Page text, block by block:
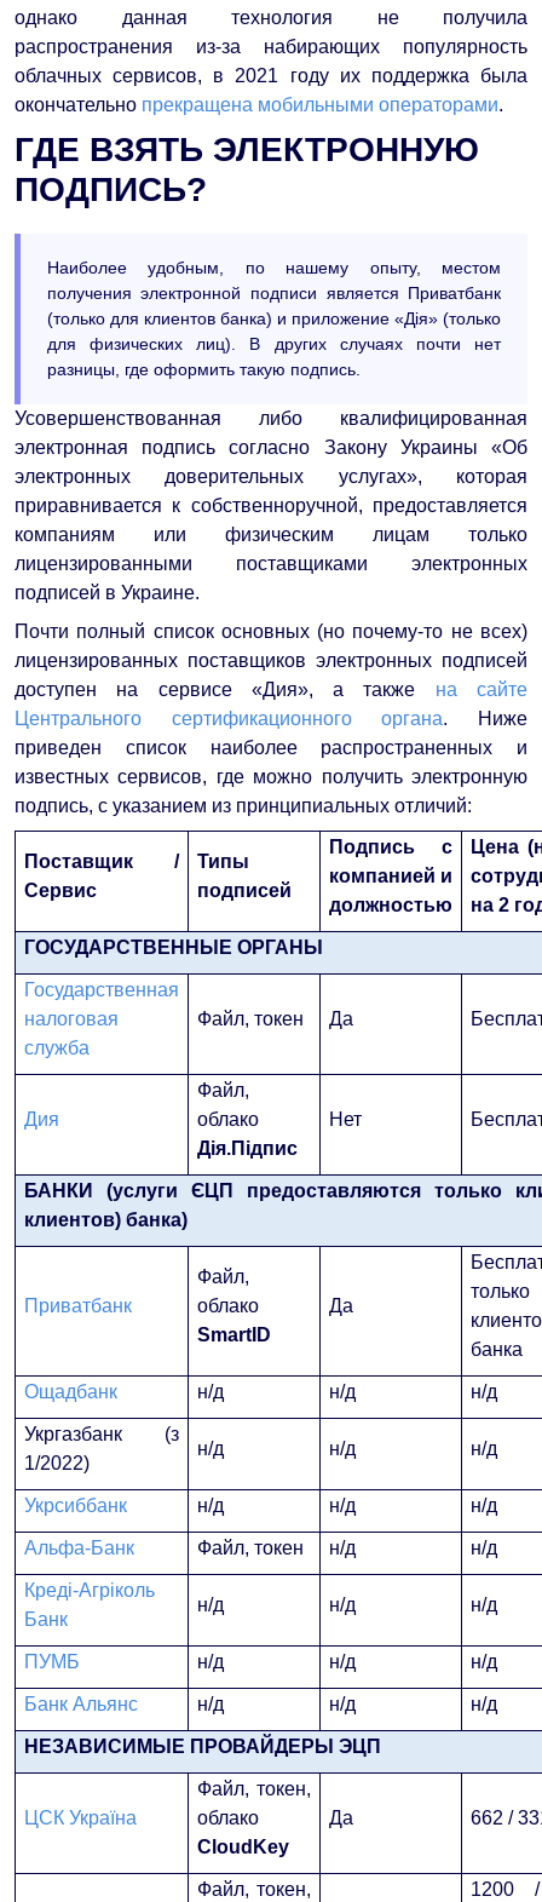
однако данная технология не получила
распространения из-за набирающих популярность
облачных сервисов, в 2021 году их поддержка была
окончательно прекращена мобильными операторами.
ГДЕ ВЗЯТЬ ЭЛЕКТРОННУЮ
ПОДПИСЬ?
Наиболее удобным, по нашему опыту, местом
получения электронной подписи является Приватбанк
(только для клиентов банка) и приложение «Дія» (только
для физических лиц). В других случаях почти нет
разницы, где оформить такую подпись.
Усовершенствованная либо квалифицированная
электронная подпись согласно Закону Украины «Об
электронных доверительных услугах», которая
приравнивается к собственноручной, предоставляется
компаниям или физическим лицам только
лицензированными поставщиками электронных
подписей в Украине.
Почти полный список основных (но почему-то не всех)
лицензированных поставщиков электронных подписей
доступен на сервисе «Дия», а также на сайте
Центрального сертификационного органа. Ниже
приведен список наиболее распространенных и
известных сервисов, где можно получить электронную
подпись, с указанием из принципиальных отличий:
Поставщик /
Сервис
Типы
подписей
Подпись с
компанией и
должностью
Цена
на 2
ГОСУДАРСТВЕННЫЕ ОРГАНЫ
Государственная
налоговая
служба
Файл, токен Да
Дия
Файл,
облако
Дія.Підпис
Нет
БАНКИ (услуги ЄЦП предоставляются только
клиентов) банка)
Приватбанк
Файл,
облако
SmartID
Да
банка
Ощадбанк н/д н/д н/д
Укргазбанк (з
1/2022)
н/д н/д н/д
Укрсиббанк н/д н/д н/д
Альфа-Банк Файл, токен н/д н/д
Креді-Агріколь
Банк
н/д н/д н/д
ПУМБ н/д н/д н/д
Банк Альянс н/д н/д н/д
НЕЗАВИСИМЫЕ ПРОВАЙДЕРЫ ЭЦП
ЦСК Україна
Файл, токен,
облако
CloudKey
Да 662 /
Файл, токен, 1200